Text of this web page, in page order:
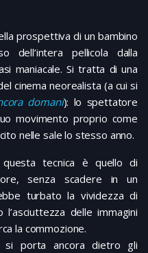
prospettiva di un bambino
dell’intera pellicola dalla
maniacale. Si tratta di una
cinema neorealista (a cui si
domani): lo spettatore
movimento proprio come
nelle sale lo stesso anno.
tecnica è quello di
senza scadere in un
turbato la vividezza di
delle immagini
la commozione.
si porta ancora dietro gli